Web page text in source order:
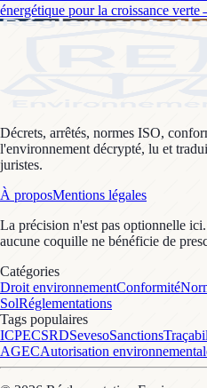
énergétique pour la croissance verte
Décrets, arrêtés, normes ISO,
l'environnement décrypté, lu et
juristes.
À proposMentions légales
La précision n'est pas optionnelle
aucune coquille ne bénéficie de
Catégories
Droit environnementConformité
SolRéglementations
Tags populaires
ICPECSRDSevesoSanctions
AGECAutorisation